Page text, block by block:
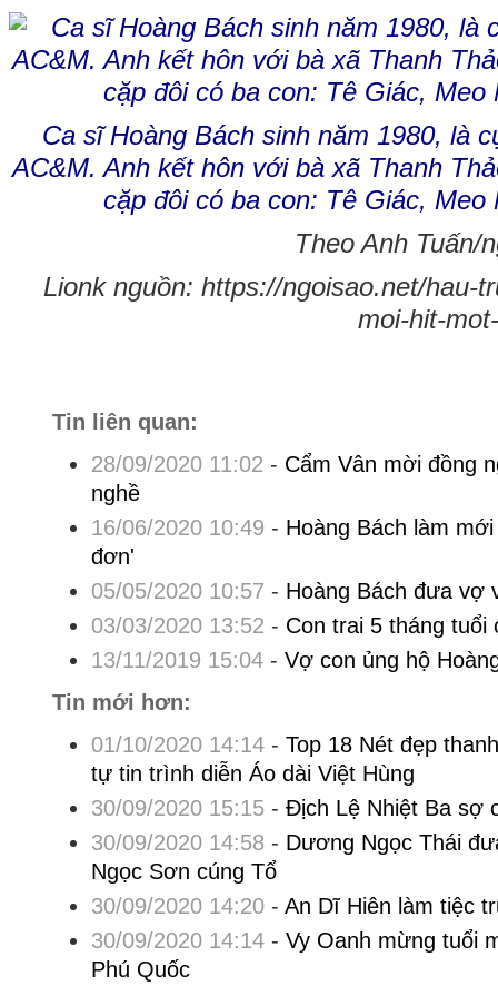
Ca sĩ Hoàng Bách sinh năm 1980, là
AC&M. Anh kết hôn với bà xã Thanh
cặp đôi có ba con: Tê Giác, Meo
Theo Anh Tuấn/
Lionk nguồn: https://ngoisao.net/hau-
moi-hit-
Tin liên quan:
28/09/2020 11:02 - Cẩm Vân mời đồng
nghề
16/06/2020 10:49 - Hoàng Bách làm
đơn'
05/05/2020 10:57 - Hoàng Bách đưa vợ
03/03/2020 13:52 - Con trai 5 tháng tuổi
13/11/2019 15:04- Vợ con ủng hộ
Tin mới hơn:
01/10/2020 14:14- Top 18 Nét đẹp
tự tin trình diễn Áo dài Việt Hùng
30/09/2020 15:15- Địch Lệ Nhiệt Ba sợ
30/09/2020 14:58 - Dương Ngọc Thái
Ngọc Sơn cúng Tổ
30/09/2020 14:20- An Dĩ Hiên làm tiệc
30/09/2020 14:14- Vy Oanh mừng tuổi
Phú Quốc